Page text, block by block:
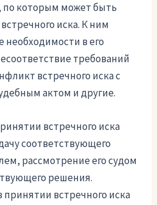
по которым может быть
иска. К ним
необходимости в его
требований
встречного иска с
актом и другие.
встречного иска
соответствующего
рассмотрение его судом
решения.
принятии встречного иска